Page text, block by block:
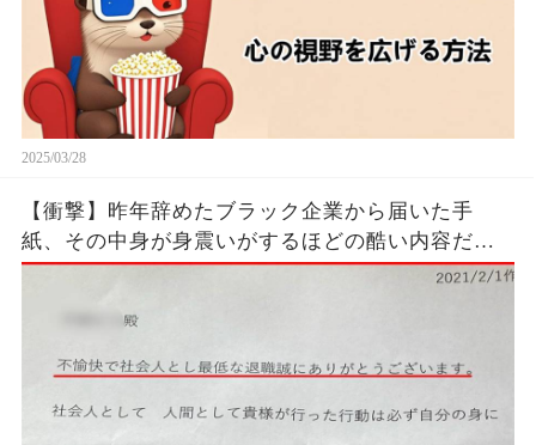
2025/03/28
【衝撃】昨年辞めたブラック企業から届いた手
紙、その中身が身震いがするほどの酷い内容だっ
た…...